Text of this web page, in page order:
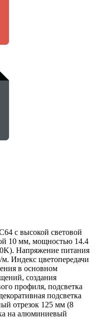
с высокой световой
10 мм, мощностью 14.4
Напряжение питания
Индекс цветопередачи
в основном
создания
профиля, подсветка
подсветка
отрезок 125 мм (8
на алюминиевый